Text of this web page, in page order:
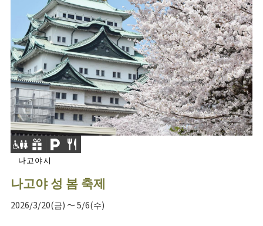
나고야시
나고야 성 봄 축제
2026/3/20(금) ～ 5/6(수)